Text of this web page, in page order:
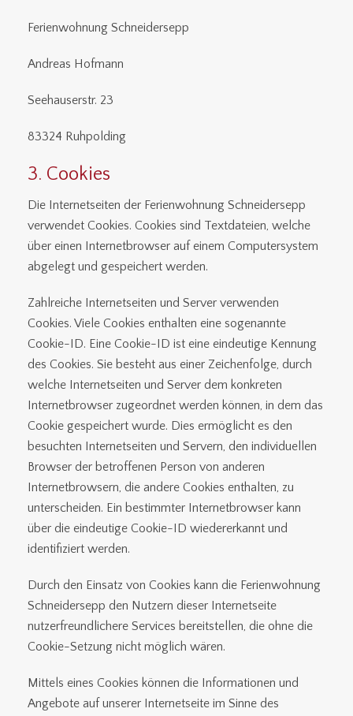
Ferienwohnung Schneidersepp
Andreas Hofmann
Seehauserstr. 23
83324 Ruhpolding
3. Cookies
Die Internetseiten der Ferienwohnung Schneidersepp
verwendet Cookies. Cookies sind Textdateien, welche
über einen Internetbrowser auf einem Computersystem
abgelegt und gespeichert werden.
Zahlreiche Internetseiten und Server verwenden
Cookies. Viele Cookies enthalten eine sogenannte
Cookie-ID. Eine Cookie-ID ist eine eindeutige Kennung
des Cookies. Sie besteht aus einer Zeichenfolge, durch
welche Internetseiten und Server dem konkreten
Internetbrowser zugeordnet werden können, in dem das
Cookie gespeichert wurde. Dies ermöglicht es den
besuchten Internetseiten und Servern, den individuellen
Browser der betroffenen Person von anderen
Internetbrowsern, die andere Cookies enthalten, zu
unterscheiden. Ein bestimmter Internetbrowser kann
über die eindeutige Cookie-ID wiedererkannt und
identifiziert werden.
Durch den Einsatz von Cookies kann die Ferienwohnung
Schneidersepp den Nutzern dieser Internetseite
nutzerfreundlichere Services bereitstellen, die ohne die
Cookie-Setzung nicht möglich wären.
Mittels eines Cookies können die Informationen und
Angebote auf unserer Internetseite im Sinne des